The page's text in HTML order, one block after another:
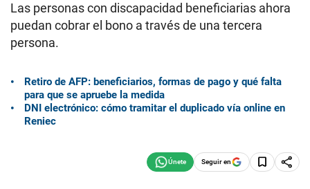
Las personas con discapacidad beneficiarias ahora
puedan cobrar el bono a través de una tercera
persona.
Retiro de AFP: beneficiarios, formas de pago y qué falta
para que se apruebe la medida
DNI electrónico: cómo tramitar el duplicado vía online en
Reniec
Seguir en